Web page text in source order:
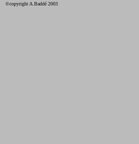
©copyright A.Baddé 2003